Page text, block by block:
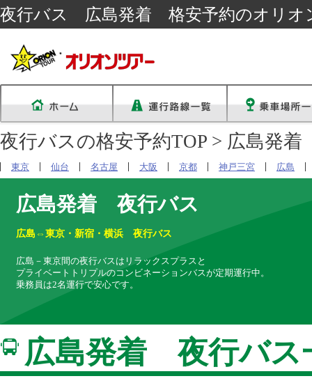
夜行バス 広島発着 格安予約のオリオ
夜行バスの格安予約TOP > 広島発
東京 仙台 名古屋 大阪 京都 神戸三宮 広島
広島発着 夜行バス
広島⇔東京・新宿・横浜 夜行バス
広島－東京間の夜行バスはリラックスプラスと
プライベートトリプルのコンビネーションバスが定期運行中。
乗務員は2名運行で安心です。
広島発着 夜行バス